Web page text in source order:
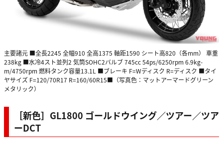
主要諸元 ■全長2245 全幅910 全高1375 軸距1590 シート高820（各mm） 車重
238kg ■水冷4スト並列2 気筒SOHC2バルブ 745cc 54ps/6250rpm 6.9kg-
m/4750rpm 燃料タンク容量13.1L ■ブレーキ F=Wディスク R=ディスク ■タイ
ヤサイズ F=120/70R17 R=160/60R15■（写真色：マットアーマードグリーン
メタリック）
［新色］GL1800 ゴールドウイング／ツアー／ツア
ーDCT